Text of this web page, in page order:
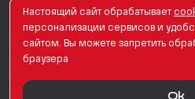
Поддержать
Для СМИ
Настоящий сайт обрабатывает
персонализации сервисов и
сайтом. Вы можете запретить
браузера
Ok